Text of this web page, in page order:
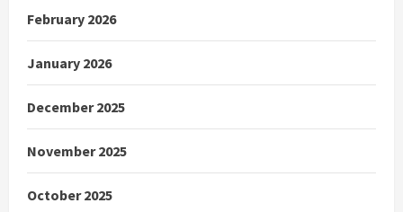
February 2026
January 2026
December 2025
November 2025
October 2025